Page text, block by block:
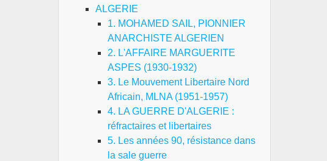
ALGERIE
1. MOHAMED SAIL, PIONNIER
ANARCHISTE ALGERIEN
2. L'AFFAIRE MARGUERITE
ASPES (1930-1932)
3. Le Mouvement Libertaire Nord
Africain, MLNA (1951-1957)
4. LA GUERRE D'ALGERIE :
réfractaires et libertaires
5. Les années 90, résistance dans
la sale guerre